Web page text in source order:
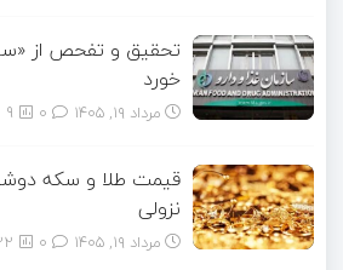
تحقیق و تفحص از
خورد
مرداد ۱۹, ۱۴۰۵ 9
نزولی
مرداد ۱۹, ۱۴۰۵